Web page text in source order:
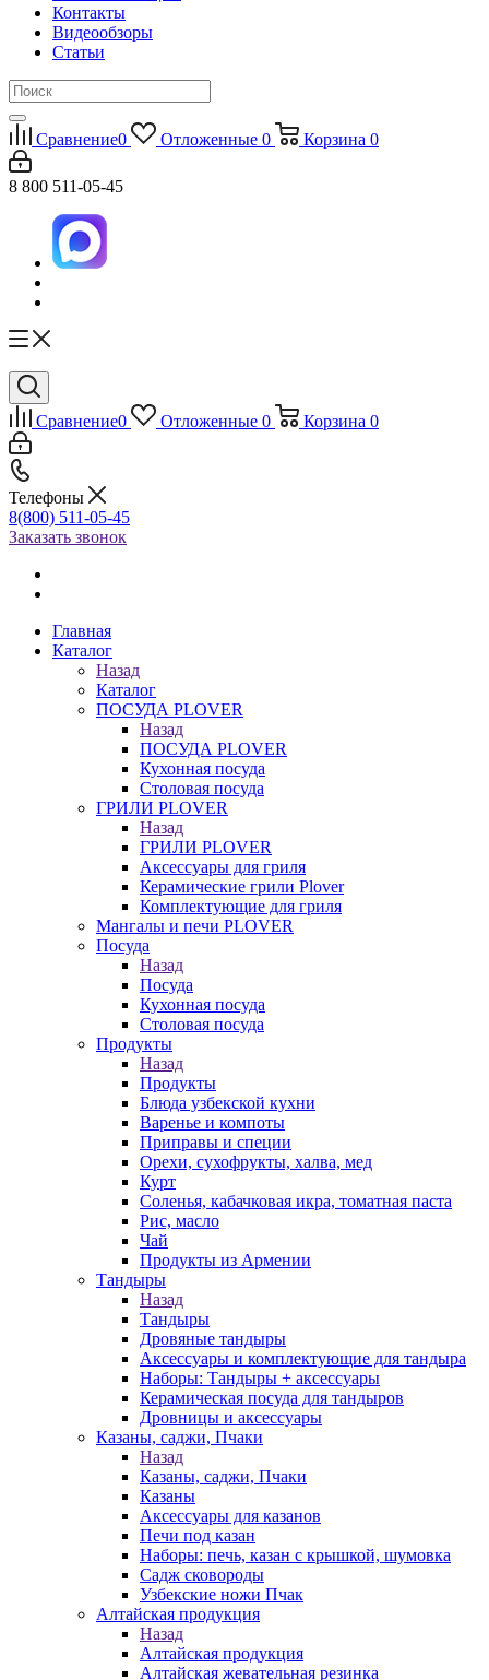
Контакты
Видеообзоры
Статьи
Сравнение0 Отложенные 0 Корзина 0
8 800 511-05-45
Сравнение0 Отложенные 0 Корзина 0
Телефоны
8(800) 511-05-45
Заказать звонок
Главная
Каталог
Назад
Каталог
ПОСУДА PLOVER
Назад
ПОСУДА PLOVER
Кухонная посуда
Столовая посуда
ГРИЛИ PLOVER
Назад
ГРИЛИ PLOVER
Аксессуары для гриля
Керамические грили Plover
Комплектующие для гриля
Мангалы и печи PLOVER
Посуда
Назад
Посуда
Кухонная посуда
Столовая посуда
Продукты
Назад
Продукты
Блюда узбекской кухни
Варенье и компоты
Приправы и специи
Орехи, сухофрукты, халва, мед
Курт
Соленья, кабачковая икра, томатная паста
Рис, масло
Чай
Продукты из Армении
Тандыры
Назад
Тандыры
Дровяные тандыры
Аксессуары и комплектующие для тандыра
Наборы: Тандыры + аксессуары
Керамическая посуда для тандыров
Дровницы и аксессуары
Казаны, саджи, Пчаки
Назад
Казаны, саджи, Пчаки
Казаны
Аксессуары для казанов
Печи под казан
Наборы: печь, казан с крышкой, шумовка
Садж сковороды
Узбекские ножи Пчак
Алтайская продукция
Назад
Алтайская продукция
Алтайская жевательная резинка